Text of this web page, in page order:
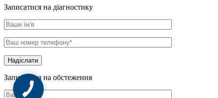
Записатися на діагностику
Надіслати
Записатися на обстеження